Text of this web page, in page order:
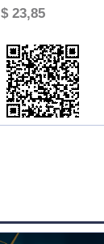
$ 23,85